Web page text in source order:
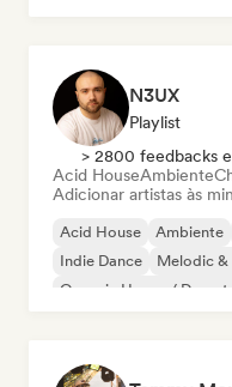
N3UX
Playlist
> 2800 feedbacks
Acid HouseAmbiente
Adicionar artistas às
Acid House Ambiente
Indie Dance
Melodic &
Organic House /